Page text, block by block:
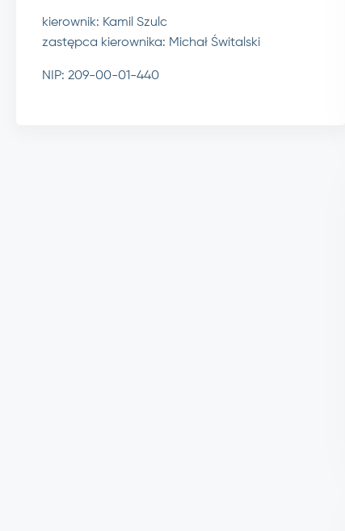
kierownik: Kamil Szulc
zastępca kierownika: Michał Świtalski
NIP: 209-00-01-440